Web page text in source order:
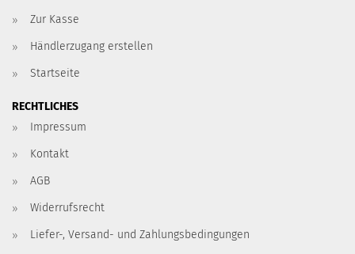
Zur Kasse
Händlerzugang erstellen
Startseite
RECHTLICHES
Impressum
Kontakt
AGB
Widerrufsrecht
Liefer-, Versand- und Zahlungsbedingungen